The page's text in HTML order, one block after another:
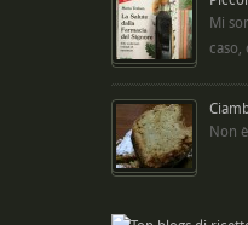
Mi
caso,
Non